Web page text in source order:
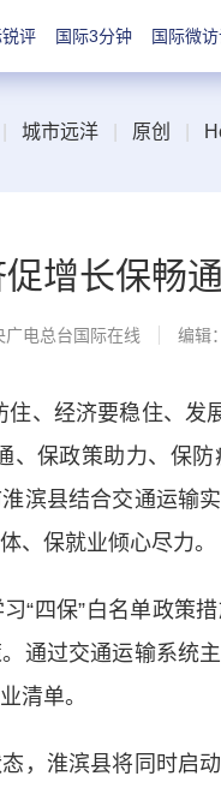
锐评 国际3分钟 国际微
城市远洋 原创
增长保畅通
广电总台国际在线 编辑
经济要稳住、发
、保政策助力、保
滨县结合交通运输
、保就业倾心尽力。
四保”白名单政策
通过交通运输系统
清单。
淮滨县将同时启动